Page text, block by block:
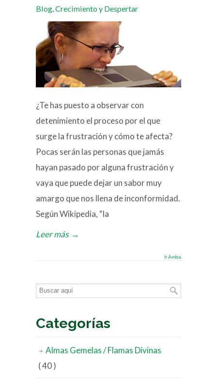
Blog,Crecimiento y Despertar
¿Te has puesto a observar con
detenimiento el proceso por el que
surge la frustración y cómo te afecta?
Pocas serán las personas que jamás
hayan pasado por alguna frustración y
vaya que puede dejar un sabor muy
amargo que nos llena de inconformidad.
Según Wikipedia, “la
Leer más →
Ir Arriba
Categorías
Almas Gemelas / Flamas Divinas
( 40 )